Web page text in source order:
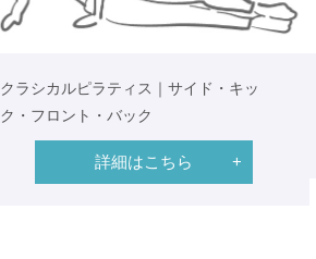
クラシカルピラティス｜サイド・キッ
ク・フロント・バック
詳細はこちら